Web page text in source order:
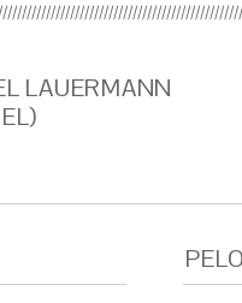
LAUERMANN